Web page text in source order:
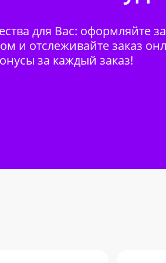
для Вас: оформляйте
и отслеживайте заказ
за каждый заказ!